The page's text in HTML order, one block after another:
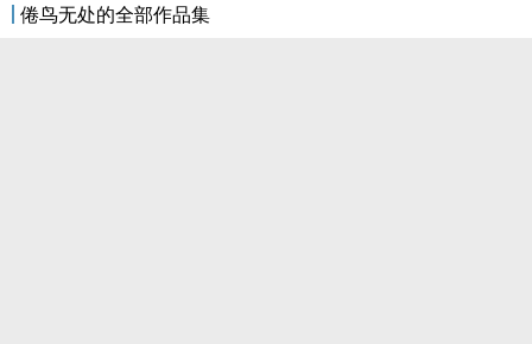
倦鸟无处的全部作品集